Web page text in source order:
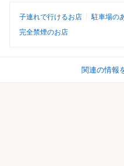
子連れで行けるお店 駐車場の
完全禁煙のお店
関連の情報